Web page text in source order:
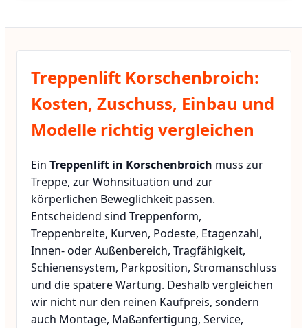
Treppenlift Korschenbroich:
Kosten, Zuschuss, Einbau und
Modelle richtig vergleichen
Ein Treppenlift in Korschenbroich muss zur
Treppe, zur Wohnsituation und zur
körperlichen Beweglichkeit passen.
Entscheidend sind Treppenform,
Treppenbreite, Kurven, Podeste, Etagenzahl,
Innen- oder Außenbereich, Tragfähigkeit,
Schienensystem, Parkposition, Stromanschluss
und die spätere Wartung. Deshalb vergleichen
wir nicht nur den reinen Kaufpreis, sondern
auch Montage, Maßanfertigung, Service,